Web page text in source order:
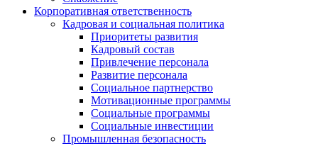
Корпоративная ответственность
Кадровая и социальная политика
Приоритеты развития
Кадровый состав
Привлечение персонала
Развитие персонала
Социальное партнерство
Мотивационные программы
Социальные программы
Социальные инвестиции
Промышленная безопасность